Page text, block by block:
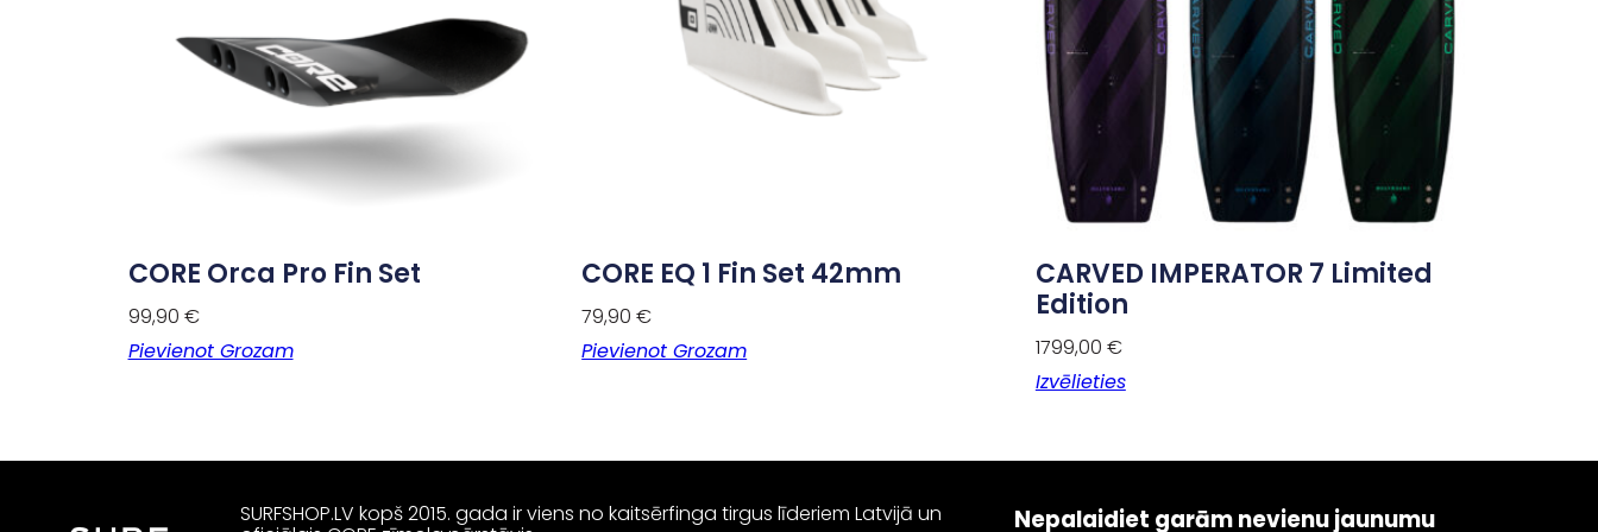
CORE Orca Pro Fin Set
99,90 €
Pievienot Grozam
CORE EQ 1 Fin Set 42mm
79,90€
Pievienot Grozam
CARVED IMPERATOR 7 Limited
Edition
1799,00 €
Izvēlieties
SURFSHOP.LV kopš 2015. gada ir viens no kaitsērfinga tirgus līderiem Latvijā un Nepalaidiet garām nevienu jaunumu